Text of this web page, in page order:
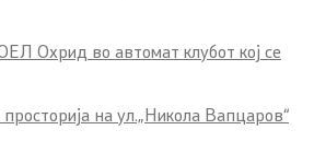
Охрид во автомат клубот кој се
на ул.„Никола Вапцаров“